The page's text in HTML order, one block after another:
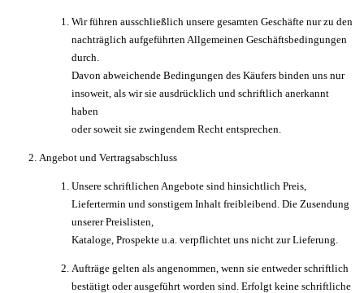
Wir führen ausschließlich unsere gesamten Geschäfte nur zu den
nachträglich aufgeführten Allgemeinen Geschäftsbedingungen
durch.
Davon abweichende Bedingungen des Käufers binden uns nur
insoweit, als wir sie ausdrücklich und schriftlich anerkannt
haben
oder soweit sie zwingendem Recht entsprechen.
Angebot und Vertragsabschluss
Unsere schriftlichen Angebote sind hinsichtlich Preis,
Liefertermin und sonstigem Inhalt freibleibend. Die Zusendung
unserer Preislisten,
Kataloge, Prospekte u.a. verpflichtet uns nicht zur Lieferung.
Aufträge gelten als angenommen, wenn sie entweder schriftlich
bestätigt oder ausgeführt worden sind. Erfolgt keine schriftliche